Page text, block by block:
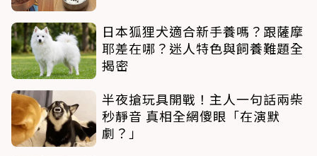
日本狐狸犬適合新手養嗎？跟薩摩
耶差在哪？迷人特色與飼養難題全
揭密
半夜搶玩具開戰！主人一句話兩柴
秒靜音 真相全網傻眼「在演默
劇？」